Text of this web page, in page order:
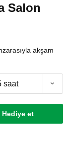
Salon
akşam
saat
Hediye et